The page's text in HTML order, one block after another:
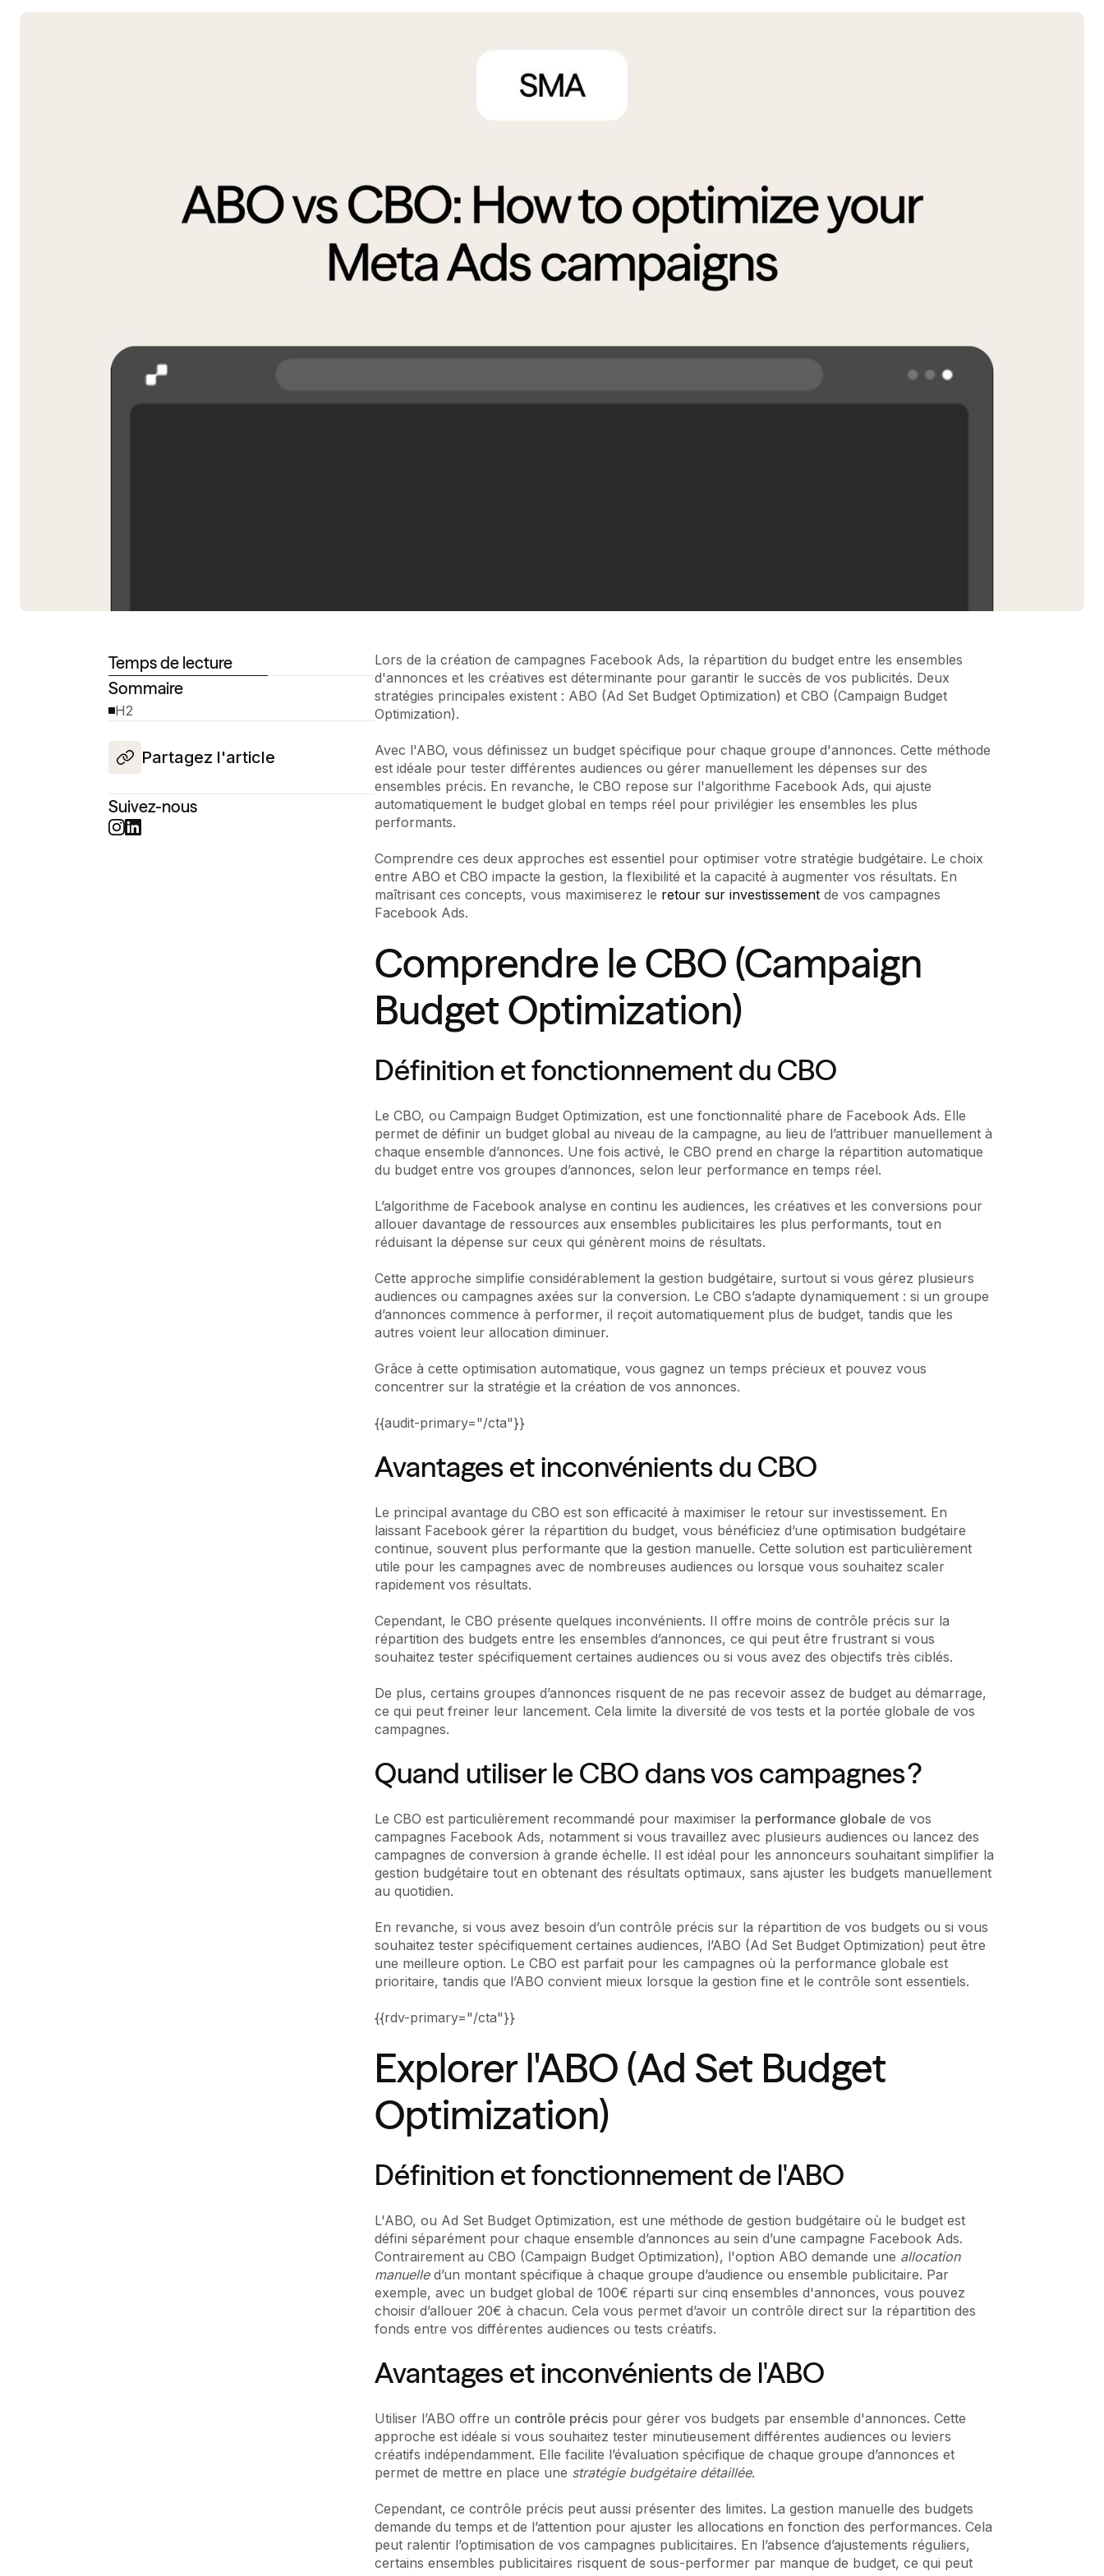
Temps de lecture
Sommaire
H2
Partagez l'article
Suivez-nous
Lors de la création de campagnes Facebook Ads, la répartition du budget entre les ensembles
d'annonces et les créatives est déterminante pour garantir le succès de vos publicités. Deux
stratégies principales existent : ABO (Ad Set Budget Optimization) et CBO (Campaign Budget
Optimization).
Avec l'ABO, vous définissez un budget spécifique pour chaque groupe d'annonces. Cette méthode
est idéale pour tester différentes audiences ou gérer manuellement les dépenses sur des
ensembles précis. En revanche, le CBO repose sur l'algorithme Facebook Ads, qui ajuste
automatiquement le budget global en temps réel pour privilégier les ensembles les plus
performants.
Comprendre ces deux approches est essentiel pour optimiser votre stratégie budgétaire. Le choix
entre ABO et CBO impacte la gestion, la flexibilité et la capacité à augmenter vos résultats. En
maîtrisant ces concepts, vous maximiserez le retour sur investissement de vos campagnes
Facebook Ads.
Comprendre le CBO (Campaign
Budget Optimization)
Définition et fonctionnement du CBO
Le CBO, ou Campaign Budget Optimization, est une fonctionnalité phare de Facebook Ads. Elle
permet de définir un budget global au niveau de la campagne, au lieu de l’attribuer manuellement à
chaque ensemble d’annonces. Une fois activé, le CBO prend en charge la répartition automatique
du budget entre vos groupes d’annonces, selon leur performance en temps réel.
L’algorithme de Facebook analyse en continu les audiences, les créatives et les conversions pour
allouer davantage de ressources aux ensembles publicitaires les plus performants, tout en
réduisant la dépense sur ceux qui génèrent moins de résultats.
Cette approche simplifie considérablement la gestion budgétaire, surtout si vous gérez plusieurs
audiences ou campagnes axées sur la conversion. Le CBO s’adapte dynamiquement : si un groupe
d’annonces commence à performer, il reçoit automatiquement plus de budget, tandis que les
autres voient leur allocation diminuer.
Grâce à cette optimisation automatique, vous gagnez un temps précieux et pouvez vous
concentrer sur la stratégie et la création de vos annonces.
{{audit-primary="/cta"}}
Avantages et inconvénients du CBO
Le principal avantage du CBO est son efficacité à maximiser le retour sur investissement. En
laissant Facebook gérer la répartition du budget, vous bénéficiez d’une optimisation budgétaire
continue, souvent plus performante que la gestion manuelle. Cette solution est particulièrement
utile pour les campagnes avec de nombreuses audiences ou lorsque vous souhaitez scaler
rapidement vos résultats.
Cependant, le CBO présente quelques inconvénients. Il offre moins de contrôle précis sur la
répartition des budgets entre les ensembles d’annonces, ce qui peut être frustrant si vous
souhaitez tester spécifiquement certaines audiences ou si vous avez des objectifs très ciblés.
De plus, certains groupes d’annonces risquent de ne pas recevoir assez de budget au démarrage,
ce qui peut freiner leur lancement. Cela limite la diversité de vos tests et la portée globale de vos
campagnes.
Quand utiliser le CBO dans vos campagnes ?
Le CBO est particulièrement recommandé pour maximiser la performance globale de vos
campagnes Facebook Ads, notamment si vous travaillez avec plusieurs audiences ou lancez des
campagnes de conversion à grande échelle. Il est idéal pour les annonceurs souhaitant simplifier la
gestion budgétaire tout en obtenant des résultats optimaux, sans ajuster les budgets manuellement
au quotidien.
En revanche, si vous avez besoin d’un contrôle précis sur la répartition de vos budgets ou si vous
souhaitez tester spécifiquement certaines audiences, l’ABO (Ad Set Budget Optimization) peut être
une meilleure option. Le CBO est parfait pour les campagnes où la performance globale est
prioritaire, tandis que l’ABO convient mieux lorsque la gestion fine et le contrôle sont essentiels.
{{rdv-primary="/cta"}}
Explorer l'ABO (Ad Set Budget
Optimization)
Définition et fonctionnement de l'ABO
L'ABO, ou Ad Set Budget Optimization, est une méthode de gestion budgétaire où le budget est
défini séparément pour chaque ensemble d’annonces au sein d’une campagne Facebook Ads.
Contrairement au CBO (Campaign Budget Optimization), l'option ABO demande une allocation
manuelled’un montant spécifique à chaque groupe d’audience ou ensemble publicitaire. Par
exemple, avec un budget global de 100€ réparti sur cinq ensembles d'annonces, vous pouvez
choisir d’allouer 20€ à chacun. Cela vous permet d’avoir un contrôle direct sur la répartition des
fonds entre vos différentes audiences ou tests créatifs.
Avantages et inconvénients de l'ABO
Utiliser l’ABO offre un contrôle précis pour gérer vos budgets par ensemble d'annonces. Cette
approche est idéale si vous souhaitez tester minutieusement différentes audiences ou leviers
créatifs indépendamment. Elle facilite l’évaluation spécifique de chaque groupe d’annonces et
permet de mettre en place une stratégie budgétaire détaillée.
Cependant, ce contrôle précis peut aussi présenter des limites. La gestion manuelle des budgets
demande du temps et de l’attention pour ajuster les allocations en fonction des performances. Cela
peut ralentir l’optimisation de vos campagnes publicitaires. En l’absence d’ajustements réguliers,
certains ensembles publicitaires risquent de sous-performer par manque de budget, ce qui peut